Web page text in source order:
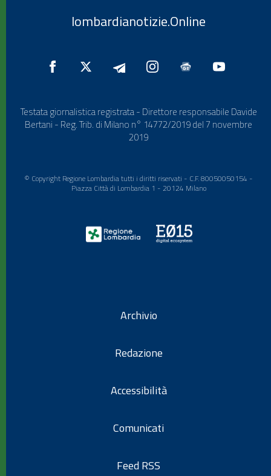
lombardianotizie.Online
Testata giornalistica registrata - Direttore responsabile Davide
Bertani - Reg. Trib. di Milano n° 14772/2019 del 7 novembre
2019
© Copyright Regione Lombardia tutti i diritti riservati - C.F. 80050050154 -
Piazza Città di Lombardia 1 - 20124 Milano
Archivio
Redazione
Accessibilità
Comunicati
Feed RSS